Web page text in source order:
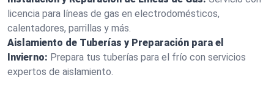
licencia para líneas de gas en electrodomésticos,
calentadores, parrillas y más.
Aislamiento de Tuberías y Preparación para el
Invierno: Prepara tus tuberías para el frío con servicios
expertos de aislamiento.